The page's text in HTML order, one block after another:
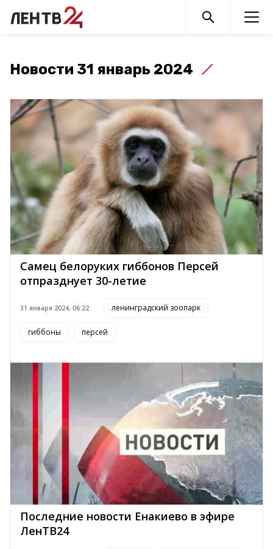
Новости 31 январь 2024
Самец белоруких гиббонов Персей
отпразднует 30-летие
31 января 2024, 06:22 ленинградский зоопарк
гиббоны персей
Последние новости Енакиево в эфире
ЛенТВ24